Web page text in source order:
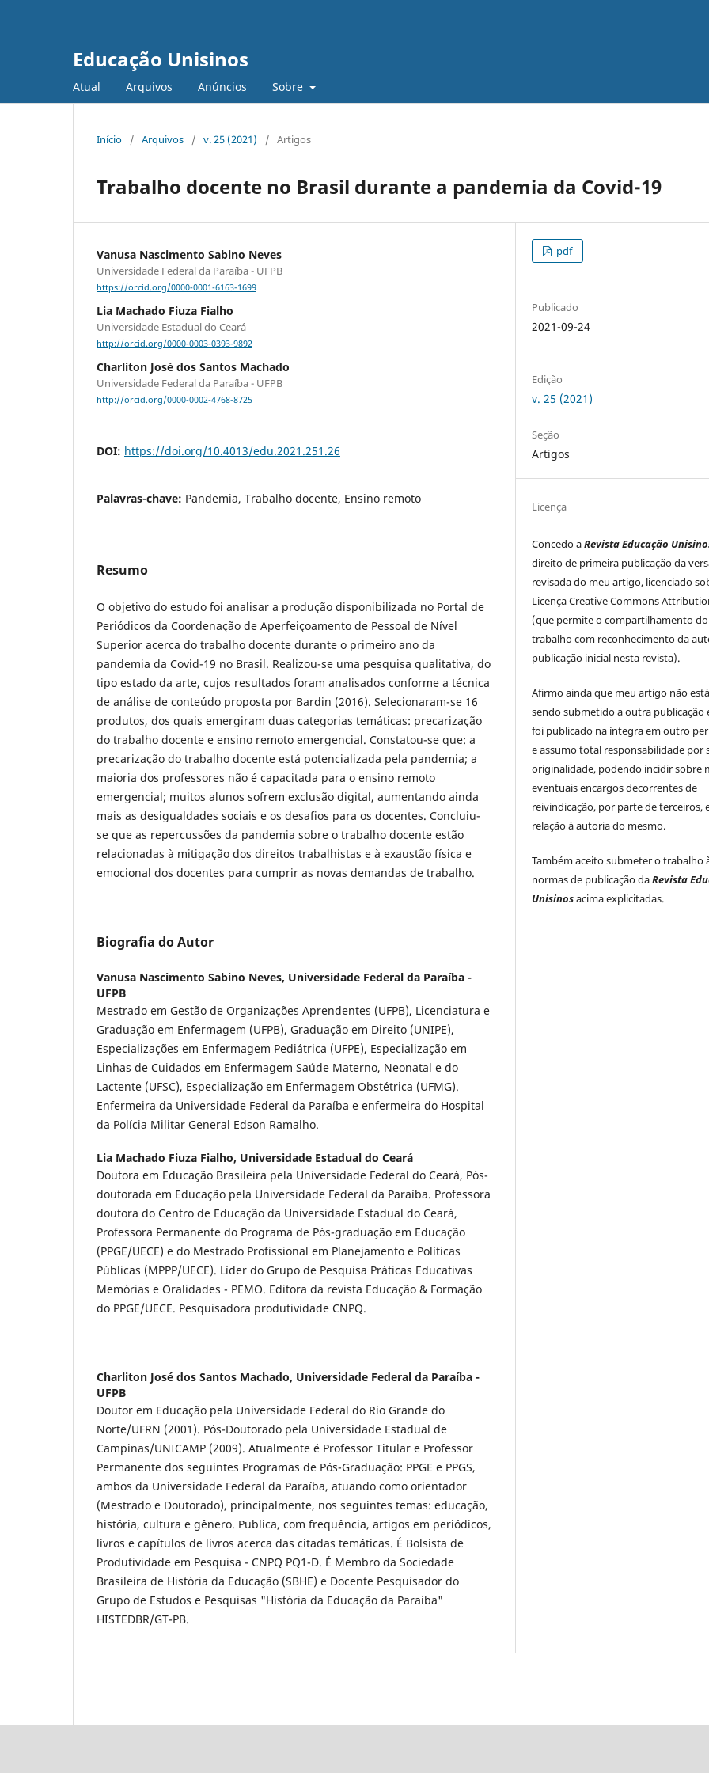
Educação Unisinos
Atual Arquivos Anúncios Sobre
Início / Arquivos / v. 25 (2021) / Artigos
Trabalho docente no Brasil durante a pandemia da Covid-19
Vanusa Nascimento Sabino Neves
Universidade Federal da Paraíba - UFPB
https://orcid.org/0000-0001-6163-1699
Lia Machado Fiuza Fialho
Universidade Estadual do Ceará
http://orcid.org/0000-0003-0393-9892
Charliton José dos Santos Machado
Universidade Federal da Paraíba - UFPB
http://orcid.org/0000-0002-4768-8725
DOI: https://doi.org/10.4013/edu.2021.251.26
Palavras-chave: Pandemia, Trabalho docente, Ensino remoto
Resumo
O objetivo do estudo foi analisar a produção disponibilizada no Portal de
Periódicos da Coordenação de Aperfeiçoamento de Pessoal de Nível
Superior acerca do trabalho docente durante o primeiro ano da
pandemia da Covid-19 no Brasil. Realizou-se uma pesquisa qualitativa, do
tipo estado da arte, cujos resultados foram analisados conforme a técnica
de análise de conteúdo proposta por Bardin (2016). Selecionaram-se 16
produtos, dos quais emergiram duas categorias temáticas: precarização
do trabalho docente e ensino remoto emergencial. Constatou-se que: a
precarização do trabalho docente está potencializada pela pandemia; a
maioria dos professores não é capacitada para o ensino remoto
emergencial; muitos alunos sofrem exclusão digital, aumentando ainda
mais as desigualdades sociais e os desafios para os docentes. Concluiu-
se que as repercussões da pandemia sobre o trabalho docente estão
relacionadas à mitigação dos direitos trabalhistas e à exaustão física e
emocional dos docentes para cumprir as novas demandas de trabalho.
Biografia do Autor
Vanusa Nascimento Sabino Neves, Universidade Federal da Paraíba -
UFPB
Mestrado em Gestão de Organizações Aprendentes (UFPB), Licenciatura e
Graduação em Enfermagem (UFPB), Graduação em Direito (UNIPE),
Especializações em Enfermagem Pediátrica (UFPE), Especialização em
Linhas de Cuidados em Enfermagem Saúde Materno, Neonatal e do
Lactente (UFSC), Especialização em Enfermagem Obstétrica (UFMG).
Enfermeira da Universidade Federal da Paraíba e enfermeira do Hospital
da Polícia Militar General Edson Ramalho.
Lia Machado Fiuza Fialho, Universidade Estadual do Ceará
Doutora em Educação Brasileira pela Universidade Federal do Ceará, Pós-
doutorada em Educação pela Universidade Federal da Paraíba. Professora
doutora do Centro de Educação da Universidade Estadual do Ceará,
Professora Permanente do Programa de Pós-graduação em Educação
(PPGE/UECE) e do Mestrado Profissional em Planejamento e Políticas
Públicas (MPPP/UECE). Líder do Grupo de Pesquisa Práticas Educativas
Memórias e Oralidades - PEMO. Editora da revista Educação & Formação
do PPGE/UECE. Pesquisadora produtividade CNPQ.
Charliton José dos Santos Machado, Universidade Federal da Paraíba -
UFPB
Doutor em Educação pela Universidade Federal do Rio Grande do
Norte/UFRN (2001). Pós-Doutorado pela Universidade Estadual de
Campinas/UNICAMP (2009). Atualmente é Professor Titular e Professor
Permanente dos seguintes Programas de Pós-Graduação: PPGE e PPGS,
ambos da Universidade Federal da Paraíba, atuando como orientador
(Mestrado e Doutorado), principalmente, nos seguintes temas: educação,
história, cultura e gênero. Publica, com frequência, artigos em periódicos,
livros e capítulos de livros acerca das citadas temáticas. É Bolsista de
Produtividade em Pesquisa - CNPQ PQ1-D. É Membro da Sociedade
Brasileira de História da Educação (SBHE) e Docente Pesquisador do
Grupo de Estudos e Pesquisas "História da Educação da Paraíba"
HISTEDBR/GT-PB.
pdf
Publicado
2021-09-24
Edição
v. 25 (2021)
Seção
Artigos
Licença
Concedo aRevista Educação
direito de primeira publicação da
revisada do meu artigo, licenciado
Licença Creative Commons
(que permite o compartilhamento do
trabalho com reconhecimento da
publicação inicial nesta revista).
Afirmo ainda que meu artigo não está
sendo submetido a outra publicação
foi publicado na íntegra em outro
e assumo total responsabilidade por
originalidade, podendo incidir sobre
eventuais encargos decorrentes de
reivindicação, por parte de terceiros,
relação à autoria do mesmo.
Também aceito submeter o trabalho
normas de publicação daRevista
Unisinosacima explicitadas.